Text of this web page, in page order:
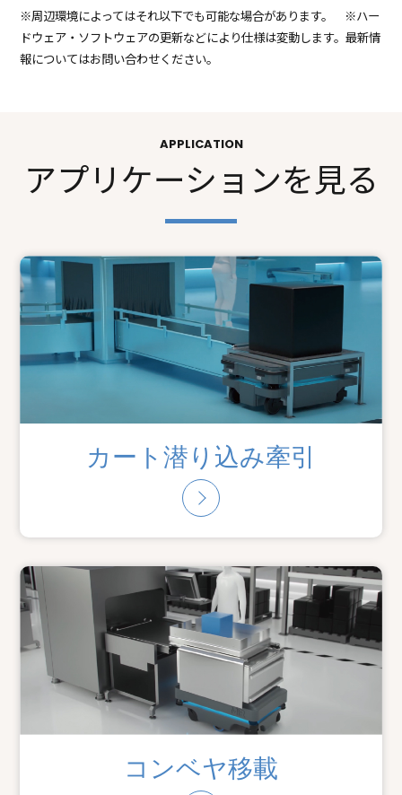
※周辺環境によってはそれ以下でも可能な場合があります。 ※ハー
ドウェア・ソフトウェアの更新などにより仕様は変動します。最新情
報についてはお問い合わせください。
APPLICATION
アプリケーションを見る
カート潜り込み牽引
コンベヤ移載